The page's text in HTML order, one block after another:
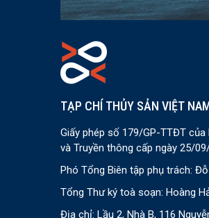
TẠP CHÍ THỦY SẢN VIỆT
Giấy phép số 179/GP-TTĐT của
và Truyền thông cấp ngày 25/
Phó Tổng Biên tập phụ trách:
Tổng Thư ký toà soạn: Hoàng
Địa chỉ: Lầu 2, Nhà B, 116